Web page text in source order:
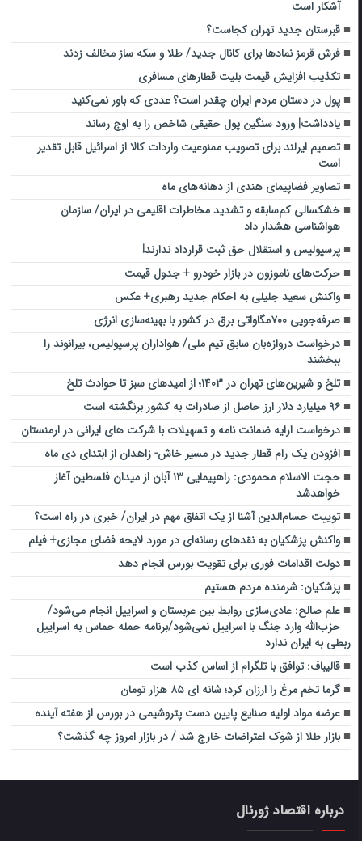
آشکار است
قبرستان جدید تهران کجاست؟
فرش‌ قرمز نمادها برای کانال جدید/ طلا و سکه ساز مخالف زدند
تکذیب افزایش قیمت بلیت‌ قطارهای مسافری
پول در دستان مردم ایران چقدر است؟ عددی که باور نمی‌کنید
یادداشت| ورود سنگین پول حقیقی شاخص را به اوج رساند
تصمیم ایرلند برای تصویب ممنوعیت واردات کالا از اسرائیل قابل تقدیر
است
تصاویر فضاپیمای هندی از دهانه‌های ماه
خشکسالی کم‌سابقه و تشدید مخاطرات اقلیمی در ایران/ سازمان
هواشناسی هشدار داد
پرسپولیس و استقلال حق ثبت قرارداد ندارند!
حرکت‌های ناموزون در بازار خودرو + جدول قیمت
واکنش سعید جلیلی به احکام جدید رهبری+ عکس
صرفه‌جویی ۷۰۰مگاواتی برق در کشور با بهینه‌سازی انرژی
درخواست دروازه‌بان سابق تیم ملی/ هواداران پرسپولیس، بیرانوند را
ببخشند
تلخ و شیرین‌های تهران در ۱۴۰۳؛ از امیدهای سبز تا حوادث تلخ
۹۶ میلیارد دلار ارز حاصل از صادرات به کشور برنگشته است
درخواست ارایه ضمانت نامه و تسهیلات با شرکت های ایرانی در ارمنستان
افزودن یک رام قطار جدید در مسیر خاش- زاهدان از ابتدای دی ماه
حجت الاسلام محمودی: راهپیمایی ۱۳ آبان از میدان فلسطین آغاز
خواهدشد
توییت حسام‌الدین آشنا از یک اتفاق مهم در ایران/ خبری در راه است؟
واکنش پزشکیان به نقدهای رسانه‌ای در مورد لایحه فضای مجازی+ فیلم
دولت اقدامات فوری برای تقویت بورس انجام دهد
پزشکیان: شرمنده مردم هستیم
علم صالح: عادی‌سازی روابط بین عربستان و اسراییل انجام می‌شود/
حزب‌الله وارد جنگ با اسراییل نمی‌شود/برنامه حمله حماس به اسراییل
ربطی به ایران ندارد
قالیباف: توافق با تلگرام از اساس کذب است
گرما تخم مرغ را ارزان کرد؛ شانه ای ۸۵ هزار تومان
عرضه مواد اولیه صنایع پایین دست پتروشیمی در بورس از هفته آینده
بازار طلا از شوک اعتراضات خارج شد / در بازار امروز چه گذشت؟
درباره اقتصاد ژورنال